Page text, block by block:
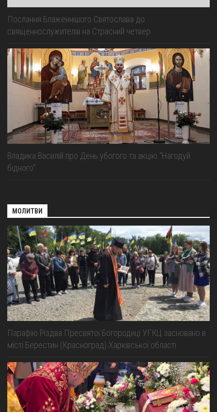
Послання Блаженнішого Святослава до
священнослужителів на Страсний четвер
Владика Василій про День убогого та акцію “Нагодуй
бідного”
МОЛИТВИ
Парафію Різдва Пресвятої Богородиці УГКЦ засновано в
місті Берестин (Красноград) Харківської області